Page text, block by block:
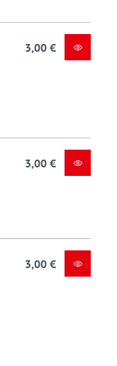
3,00 €
3,00 €
3,00 €